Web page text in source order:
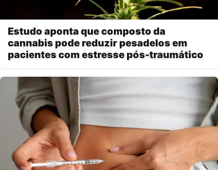
Estudo aponta que composto da
cannabis pode reduzir pesadelos em
pacientes com estresse pós-traumático